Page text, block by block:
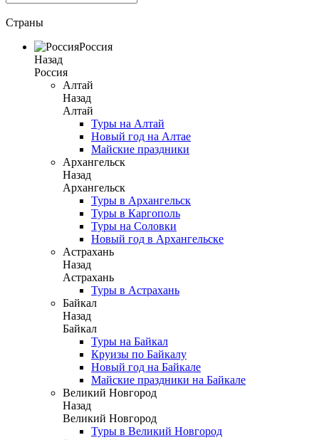
Страны
Россия
Назад
Россия
Алтай
Назад
Алтай
Туры на Алтай
Новый год на Алтае
Майские праздники
Архангельск
Назад
Архангельск
Туры в Архангельск
Туры в Каргополь
Туры на Соловки
Новый год в Архангельске
Астрахань
Назад
Астрахань
Туры в Астрахань
Байкал
Назад
Байкал
Туры на Байкал
Круизы по Байкалу
Новый год на Байкале
Майские праздники на Байкале
Великий Новгород
Назад
Великий Новгород
Туры в Великий Новгород